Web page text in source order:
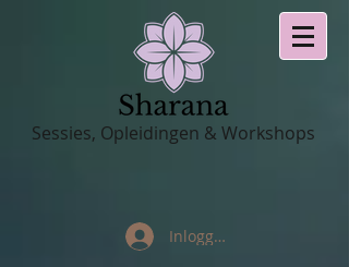
Sessies, Opleidingen & Workshops
Inloggen